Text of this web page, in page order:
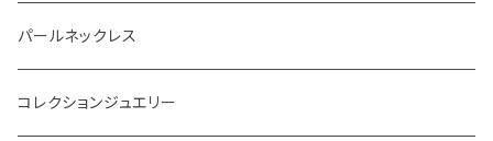
パールネックレス
コレクションジュエリー